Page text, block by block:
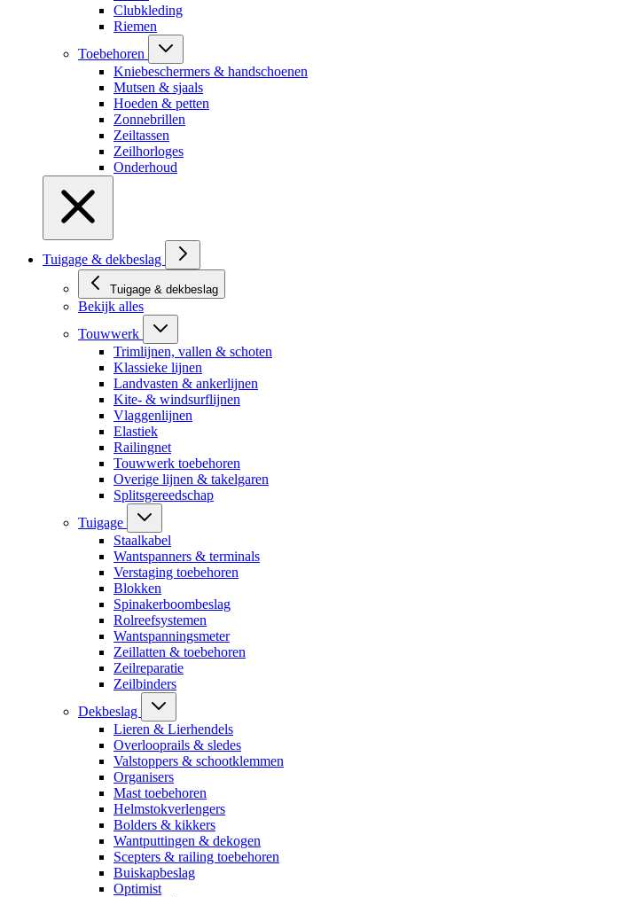
Clubkleding
Riemen
Toebehoren
Kniebeschermers & handschoenen
Mutsen & sjaals
Hoeden & petten
Zonnebrillen
Zeiltassen
Zeilhorloges
Onderhoud
Tuigage & dekbeslag
Tuigage & dekbeslag
Bekijk alles
Touwwerk
Trimlijnen, vallen & schoten
Klassieke lijnen
Landvasten & ankerlijnen
Kite- & windsurflijnen
Vlaggenlijnen
Elastiek
Railingnet
Touwwerk toebehoren
Overige lijnen & takelgaren
Splitsgereedschap
Tuigage
Staalkabel
Wantspanners & terminals
Verstaging toebehoren
Blokken
Spinakerboombeslag
Rolreefsystemen
Wantspanningsmeter
Zeillatten & toebehoren
Zeilreparatie
Zeilbinders
Dekbeslag
Lieren & Lierhendels
Overlooprails & sledes
Valstoppers & schootklemmen
Organisers
Mast toebehoren
Helmstokverlengers
Bolders & kikkers
Wantputtingen & dekogen
Scepters & railing toebehoren
Buiskapbeslag
Optimist